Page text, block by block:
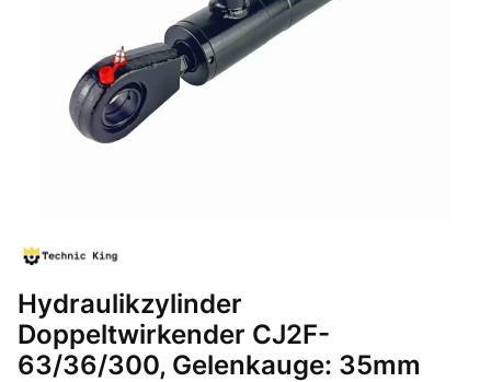
Hydraulikzylinder
Doppeltwirkender CJ2F-
63/36/300, Gelenkauge: 35mm